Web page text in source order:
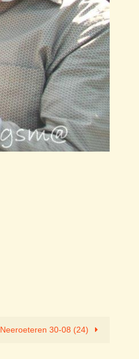
Neeroeteren 30-08 (24)